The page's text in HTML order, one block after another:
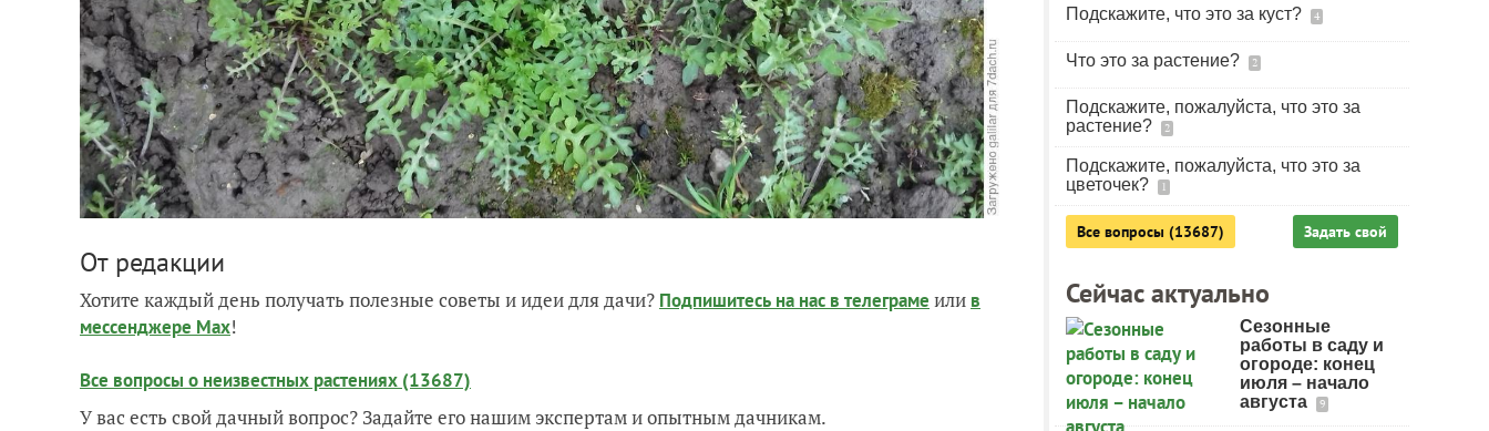
От редакции
Хотите каждый день получать полезные советы и идеи для дачи? Подпишитесь на нас в телеграме или в
мессенджере Max!
Все вопросы о неизвестных растениях (13687)
У вас есть свой дачный вопрос? Задайте его нашим экспертам и опытным дачникам.
Подскажите, что это за куст? 4
Что это за растение? 2
Подскажите, пожалуйста, что это за
растение?
2
Подскажите, пожалуйста, что это за
цветочек?
1
Все вопросы (13687) Задать свой
Сейчас актуально
Сезонные
работы в саду и
огороде: конец
июля – начало
августа
9